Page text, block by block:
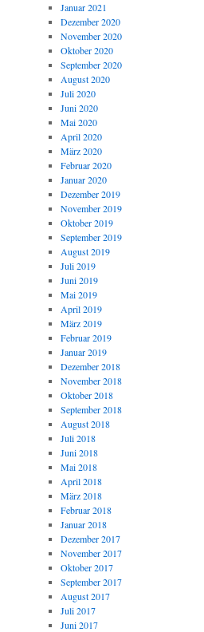
Januar 2021
Dezember 2020
November 2020
Oktober 2020
September 2020
August 2020
Juli 2020
Juni 2020
Mai 2020
April 2020
März 2020
Februar 2020
Januar 2020
Dezember 2019
November 2019
Oktober 2019
September 2019
August 2019
Juli 2019
Juni 2019
Mai 2019
April 2019
März 2019
Februar 2019
Januar 2019
Dezember 2018
November 2018
Oktober 2018
September 2018
August 2018
Juli 2018
Juni 2018
Mai 2018
April 2018
März 2018
Februar 2018
Januar 2018
Dezember 2017
November 2017
Oktober 2017
September 2017
August 2017
Juli 2017
Juni 2017